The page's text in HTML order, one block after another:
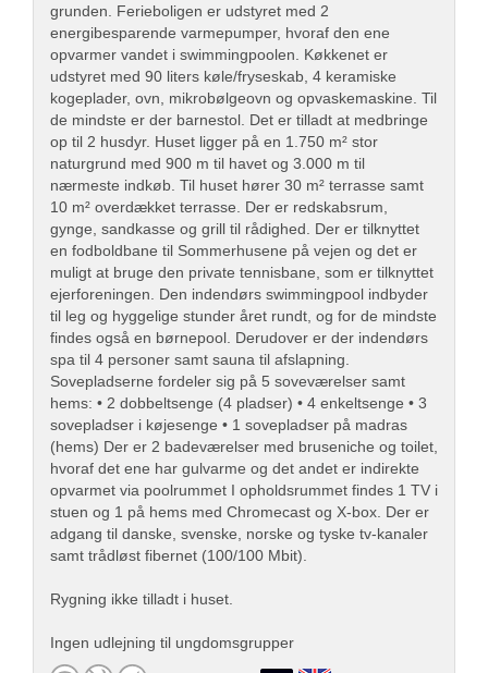
grunden. Ferieboligen er udstyret med 2
energibesparende varmepumper, hvoraf den ene
opvarmer vandet i swimmingpoolen. Køkkenet er
udstyret med 90 liters køle/fryseskab, 4 keramiske
kogeplader, ovn, mikrobølgeovn og opvaskemaskine. Til
de mindste er der barnestol. Det er tilladt at medbringe
op til 2 husdyr. Huset ligger på en 1.750 m² stor
naturgrund med 900 m til havet og 3.000 m til
nærmeste indkøb. Til huset hører 30 m² terrasse samt
10 m² overdækket terrasse. Der er redskabsrum,
gynge, sandkasse og grill til rådighed. Der er tilknyttet
en fodboldbane til Sommerhusene på vejen og det er
muligt at bruge den private tennisbane, som er tilknyttet
ejerforeningen. Den indendørs swimmingpool indbyder
til leg og hyggelige stunder året rundt, og for de mindste
findes også en børnepool. Derudover er der indendørs
spa til 4 personer samt sauna til afslapning.
Sovepladserne fordeler sig på 5 soveværelser samt
hems: • 2 dobbeltsenge (4 pladser) • 4 enkeltsenge • 3
sovepladser i køjesenge • 1 sovepladser på madras
(hems) Der er 2 badeværelser med bruseniche og toilet,
hvoraf det ene har gulvarme og det andet er indirekte
opvarmet via poolrummet I opholdsrummet findes 1 TV i
stuen og 1 på hems med Chromecast og X-box. Der er
adgang til danske, svenske, norske og tyske tv-kanaler
samt trådløst fibernet (100/100 Mbit).
Rygning ikke tilladt i huset.
Ingen udlejning til ungdomsgrupper